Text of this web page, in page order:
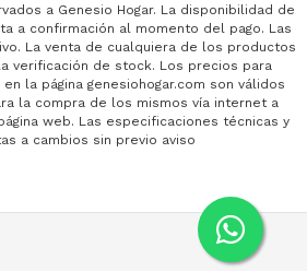
a Genesio Hogar. La disponibilidad de
a confirmación al momento del pago. Las
La venta de cualquiera de los productos
verificación de stock. Los precios para
la página genesiohogar.com son válidos
la compra de los mismos vía internet a
web. Las especificaciones técnicas y
a cambios sin previo aviso